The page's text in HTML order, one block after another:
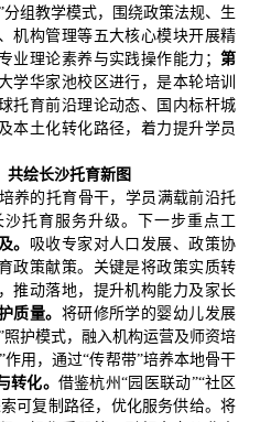
组教学模式，围绕政策法规、生
机构管理等五大核心模块开展精
业理论素养与实践操作能力； 第
学华家池校区进行，是本轮培训
托育前沿理论动态、国内标杆城
本土化转化路径，着力提升学员
共绘长沙托育新图
养的托育骨干，学员满载前沿托
托育服务升级。下一步重点工
。 吸收专家对人口发展、政策协
政策献策。关键是将政策实质转
推动落地，提升机构能力及家长
质量。 将研修所学的婴幼儿发展
护模式，融入机构运营及师资培
用，通过“传帮带”培养本地骨干
转化。 借鉴杭州“园医联动”“社区
可复制路径，优化服务供给。将